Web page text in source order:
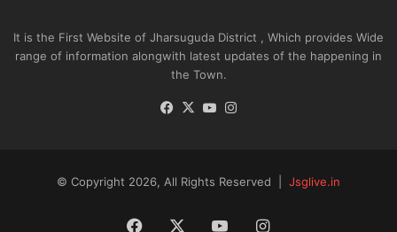
It is the First Website of Jharsuguda District , Which provides Wide
range of information alongwith latest updates of the happening in
the Town.
Facebook
X YouTube
© Copyright 2026, All Rights Reserved | Jsglive.in
Facebook YouTubeInstagram